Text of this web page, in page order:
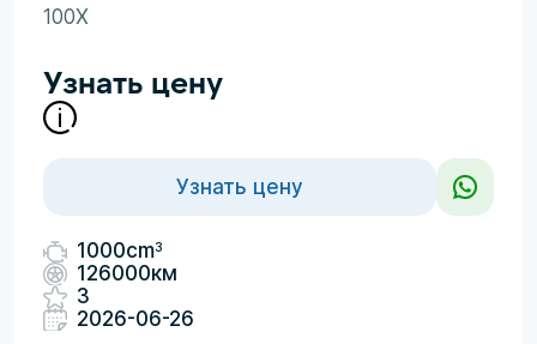
100X
Узнать цену
Узнать цену
1000cm3
126000км
3
2026-06-26